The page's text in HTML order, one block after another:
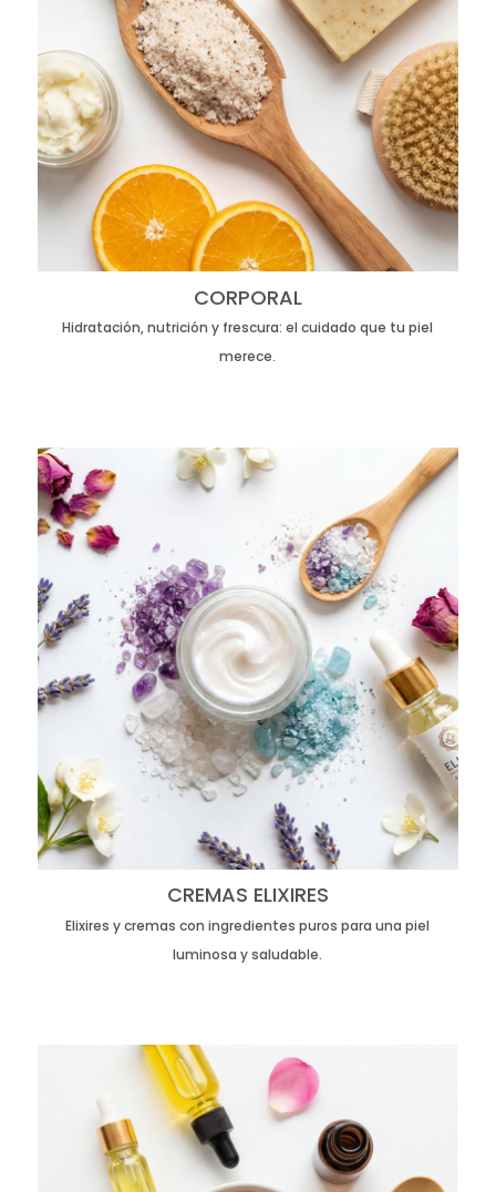
CORPORAL
Hidratación, nutrición y frescura: el cuidado que tu piel
merece.
CREMAS ELIXIRES
Elixires y cremas con ingredientes puros para una piel
luminosa y saludable.